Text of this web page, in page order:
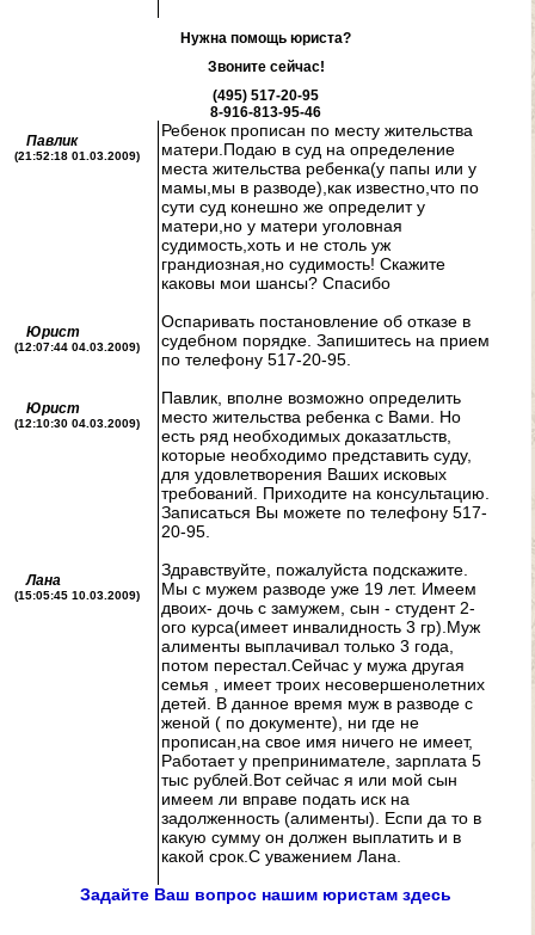
Нужна помощь юриста?
Звоните сейчас!
(495) 517-20-95
8-916-813-95-46
Павлик
(21:52:18 01.03.2009)
Ребенок прописан по месту жительства
матери.Подаю в суд на определение
места жительства ребенка(у папы или у
мамы,мы в разводе),как известно,что по
сути суд конешно же определит у
матери,но у матери уголовная
судимость,хоть и не столь уж
грандиозная,но судимость! Скажите
каковы мои шансы? Спасибо
Юрист
(12:07:44 04.03.2009)
Оспаривать постановление об отказе в
судебном порядке. Запишитесь на прием
по телефону 517-20-95.
Юрист
(12:10:30 04.03.2009)
Павлик, вполне возможно определить
место жительства ребенка с Вами. Но
есть ряд необходимых доказатльств,
которые необходимо представить суду,
для удовлетворения Ваших исковых
требований. Приходите на консультацию.
Записаться Вы можете по телефону 517-
20-95.
Лана
(15:05:45 10.03.2009)
Здравствуйте, пожалуйста подскажите.
Мы с мужем разводе уже 19 лет. Имеем
двоих- дочь с замужем, сын - студент 2-
ого курса(имеет инвалидность 3 гр).Муж
алименты выплачивал только 3 года,
потом перестал.Сейчас у мужа другая
семья , имеет троих несовершенолетних
детей. В данное время муж в разводе с
женой ( по документе), ни где не
прописан,на свое имя ничего не имеет,
Работает у препринимателе, зарплата 5
тыс рублей.Вот сейчас я или мой сын
имеем ли вправе подать иск на
задолженность (алименты). Еспи да то в
какую сумму он должен выплатить и в
какой срок.С уважением Лана.
Задайте Ваш вопрос нашим юристам здесь